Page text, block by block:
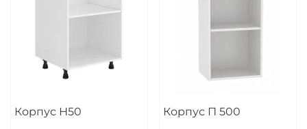
Корпус Н50 Корпус П 500